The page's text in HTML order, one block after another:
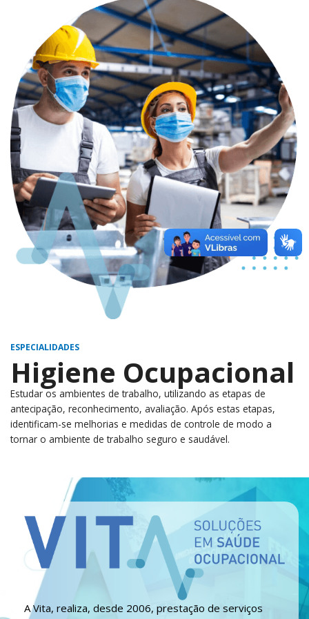
ESPECIALIDADES
Higiene Ocupacional
Estudar os ambientes de trabalho, utilizando as etapas de
antecipação, reconhecimento, avaliação. Após estas etapas,
identificam-se melhorias e medidas de controle de modo a
tornar o ambiente de trabalho seguro e saudável.
A Vita, realiza, desde 2006, prestação de serviços